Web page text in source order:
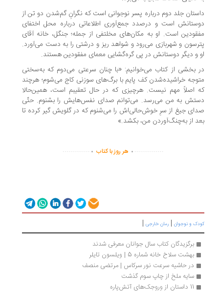
جلد دوم درباره‌ پسر نوجوانی است که نگرانِ گم‌شدن دو تن از
است و درصدد جمع‌آوری اطلاعاتی درباره‌ محل اختفای
است. او به مکان‌های مخلتفی از جمله؛ جنگل، خانه‌ آقای
و شهربازی می‌رود و شواهد ریز و درشتی را به دست می‌آورد.
و دیگر دوستانش در پی گره‌گشایی معمای مفقودین هستند.
بخشی از کتاب می‌خوانیم: «با چنان سرعتی می‌دوم که به‌سختی
خراشیده‌شدن کف پایم با برگ‌های سوزنی کاج می‌شوم؛ هرچند
اصلاً مهم نیست. هرچیزی که در حال تعقیبم است، همین‌حالا
به من می‌رسد. می‌توانم صدای نفس‌هایش را بشنوم. حتّی
جیغ از سرِ خوش‌حالی‌اش را می‌شنوم که در گلویش گیر کرده تا
از به‌چنگ‌آوردن من، بکشد.»
...............
. هر روز با کتاب .
..............
و نوجوان |رمان خارجی|
برگزیدگان کتاب سال جوانان معرفی شدند
بهشت سلاخ خانه شماره 5 | ويلسون تايلر
در حاشیه سرعت نور سرکاس | مرتضی منصف
سایه ملخ از چاپ سوم گذشت